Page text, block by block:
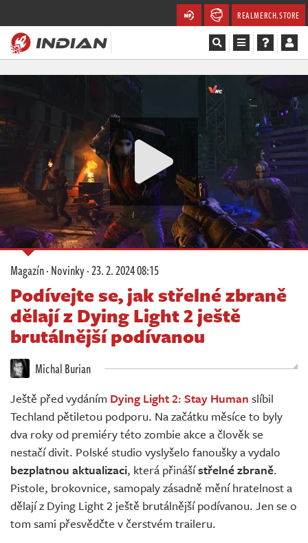
REALMERCH.STORE
Soutěže
Databáze
Komunita
Redakce
Živě
Magazín·Novinky·23. 2. 2024 08:15
Podívejte se, jak střelné zbraně
dělají z Dying Light 2 ještě
brutálnější podívanou
Michal Burian
Ještě před vydáním Dying Light 2: Stay Human slíbil
Techland pětiletou podporu. Na začátku měsíce to byly
dva roky od premiéry této zombie akce a člověk se
nestačí divit. Polské studio vyslyšelo fanoušky a vydalo
bezplatnou aktualizaci, která přinášístřelné zbraně.
Pistole, brokovnice, samopaly zásadně mění hratelnost a
dělají z Dying Light 2 ještě brutálnější podívanou. Jen se o
tom sami přesvědčte v čerstvém traileru.